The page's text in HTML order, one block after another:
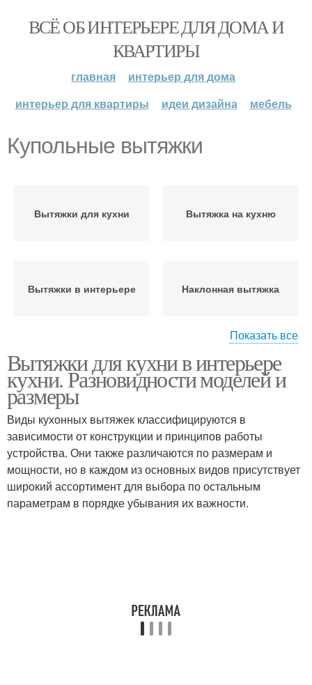
ВСЁ ОБ ИНТЕРЬЕРЕ ДЛЯ ДОМА И
КВАРТИРЫ
главная
интерьер для дома
интерьер для квартиры
идеи дизайна мебель
Купольные вытяжки
Вытяжки для кухни Вытяжка на кухню
Вытяжки в интерьере Наклонная вытяжка
Островная вытяжка Купольная вытяжка
Угловая вытяжка Выдвижная вытяжка
Показать все
Вытяжки для кухни в интерьере
кухни. Разновидности моделей и
размеры
Виды кухонных вытяжек классифицируются в
зависимости от конструкции и принципов работы
устройства. Они также различаются по размерам и
мощности, но в каждом из основных видов присутствует
широкий ассортимент для выбора по остальным
параметрам в порядке убывания их важности.